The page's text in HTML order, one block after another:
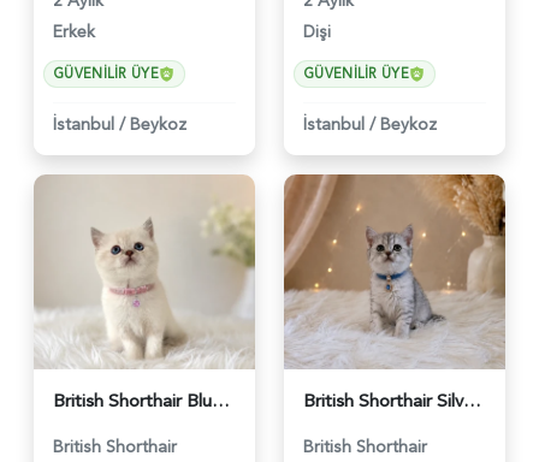
Erkek
GÜVENILIR ÜYE
İstanbul / Beykoz
Dişi
GÜVENILIR ÜYE
İstanbul / Beykoz
British Shorthair Blue Point Kızımız 2 Aylık - 5149
British Shorthair
British Shorthair Silver Tabby Yavrumuz - 4639
British Shorthair